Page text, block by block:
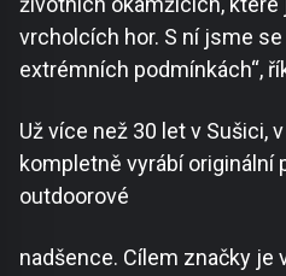
vrcholcích hor. S ní jsme
extrémních podmínkách“,
Už více než 30 let v Sušici,
kompletně vyrábí originální
outdoorové
nadšence. Cílem značky je